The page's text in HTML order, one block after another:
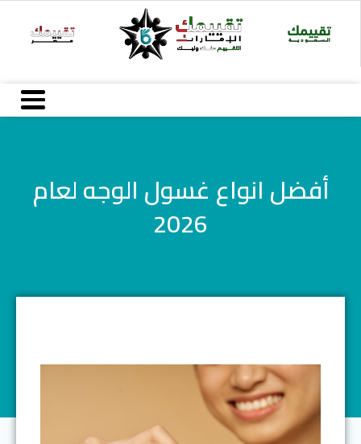
Skip
content
أفضل انواع غسول الوجه لعام
2026